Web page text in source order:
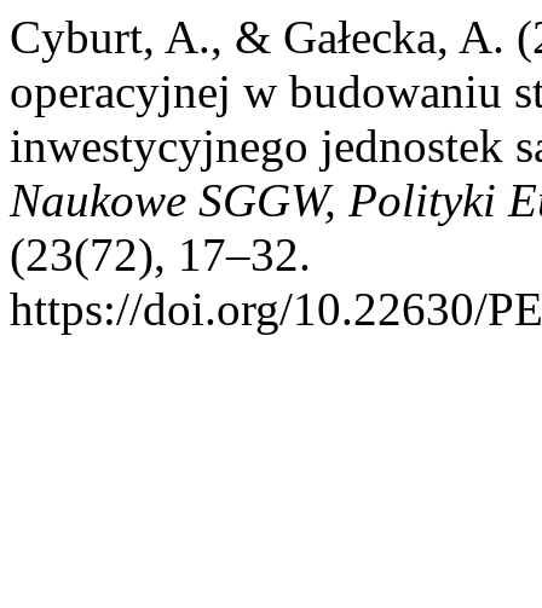
Cyburt, A., & Gałecka, A.
operacyjnej w budowaniu
inwestycyjnego jednostek
Naukowe SGGW, Polityki
(23(72), 17–32.
https://doi.org/10.22630/